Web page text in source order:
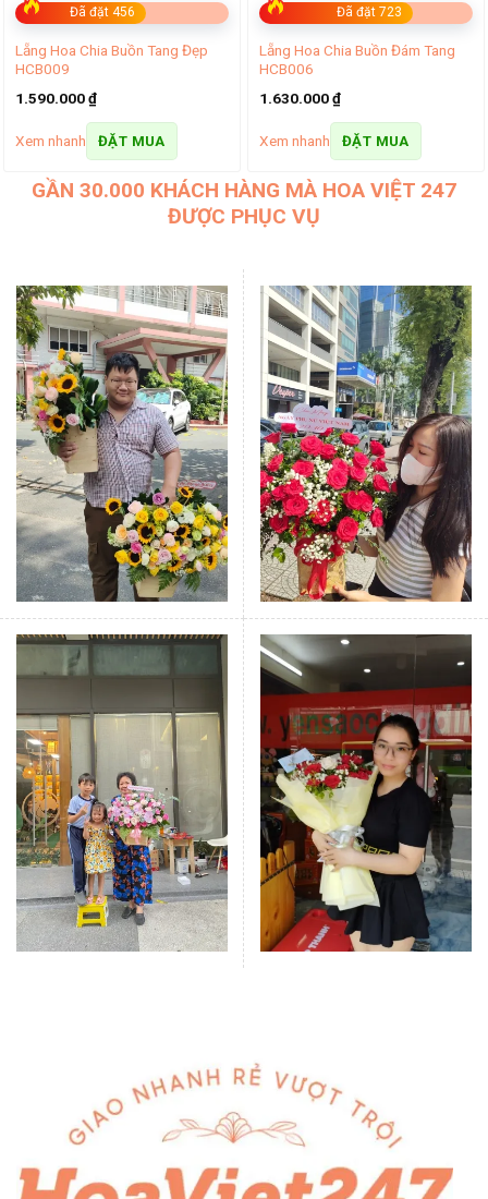
Đã đặt 456
Lẵng Hoa Chia Buồn Tang Đẹp
HCB009
1.590.000₫
Xem nhanh ĐẶT MUA
Đã đặt 723
Lẵng Hoa Chia Buồn Đám Tang
HCB006
1.630.000₫
Xem nhanh ĐẶT MUA
GẦN 30.000 KHÁCH HÀNG MÀ HOA VIỆT 247
ĐƯỢC PHỤC VỤ